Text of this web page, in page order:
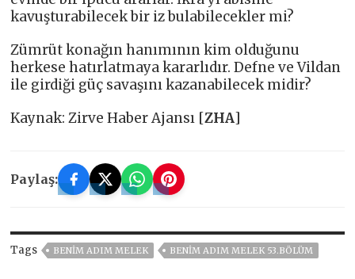
kavuşturabilecek bir iz bulabilecekler mi?
Zümrüt konağın hanımının kim olduğunu
herkese hatırlatmaya kararlıdır. Defne ve Vildan
ile girdiği güç savaşını kazanabilecek midir?
Kaynak: Zirve Haber Ajansı [ZHA]
Paylaş:
Tags BENIM ADIM MELEK BENIM ADIM MELEK 53.BÖLÜM